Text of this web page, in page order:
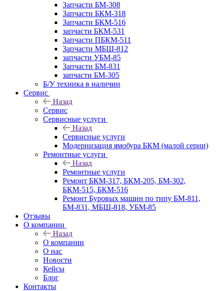
Запчасти БМ-308
Запчасти БКМ-318
Запчасти БКМ-516
запчасти БКМ-531
Запчасти ПБКМ-511
Запчасти МБШ-812
запчасти УБМ-85
Запчасти БМ-831
запчасти БМ-305
Б/У техника в наличии
Сервис
Назад
Сервис
Сервисные услуги
Назад
Сервисные услуги
Модернизация ямобура БКМ (малой серии)
Ремонтные услуги
Назад
Ремонтные услуги
Ремонт БКМ-317, БКМ-205, БМ-302,
БКМ-515, БКМ-516
Ремонт Буровых машин по типу БМ-811,
БМ-831, МБШ-818, УБМ-85
Отзывы
О компании
Назад
О компании
О нас
Новости
Кейсы
Блог
Контакты